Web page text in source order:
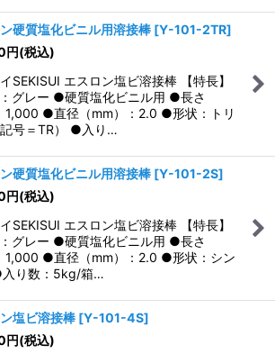
硬質塩化ビニル用溶接棒 [Y-101-2TR]
円(税込)
SEKISUI エスロン塩ビ溶接棒 【特長】
グレー ●硬質塩化ビニル用 ●長さ
1,000 ●直径（mm）：2.0 ●形状：トリ
号＝TR） ●入り…
硬質塩化ビニル用溶接棒 [Y-101-2S]
円(税込)
SEKISUI エスロン塩ビ溶接棒 【特長】
グレー ●硬質塩化ビニル用 ●長さ
1,000 ●直径（mm）：2.0 ●形状：シン
り数：5kg/箱…
塩ビ溶接棒 [Y-101-4S]
円(税込)